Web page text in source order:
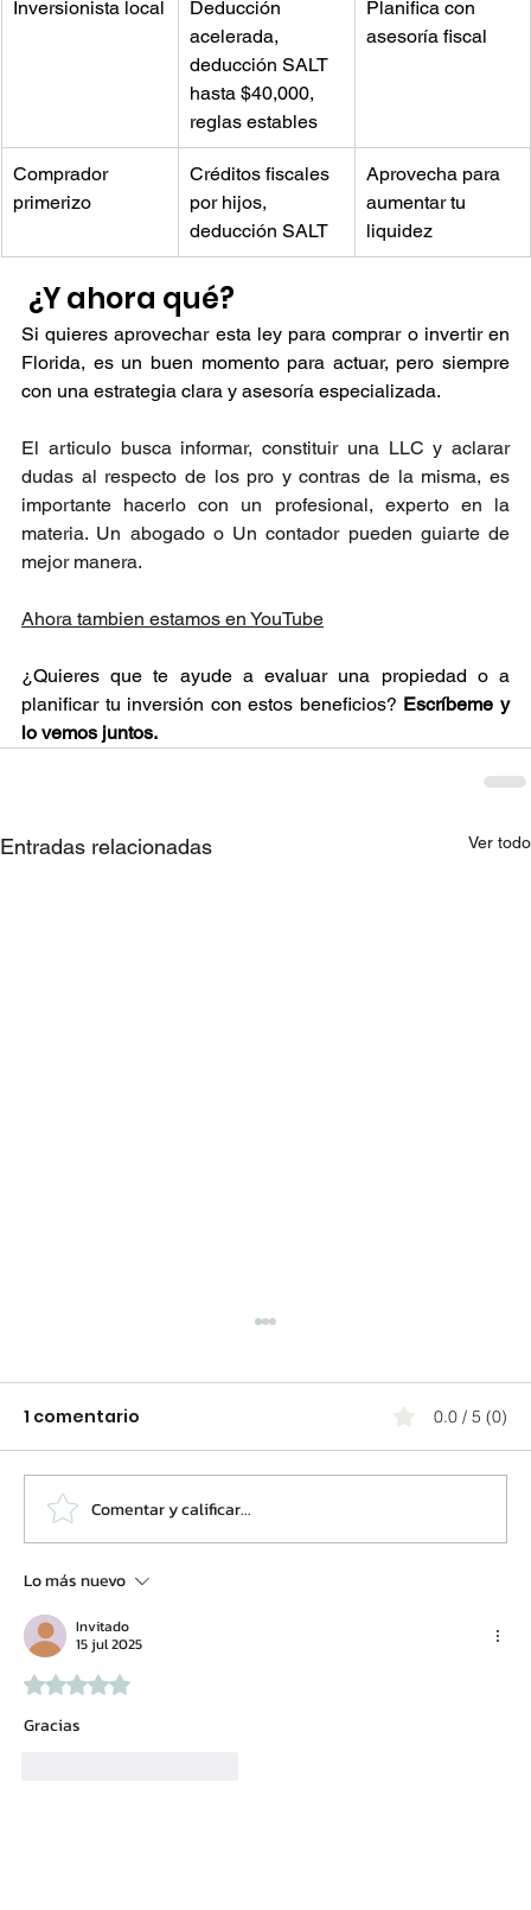
Inversionista local
Deducción
acelerada,
deducción SALT
hasta $40,000,
reglas estables
Planifica con
asesoría fiscal
Comprador
primerizo
Créditos fiscales
por hijos,
deducción SALT
Aprovecha para
aumentar tu
liquidez
¿Y ahora qué?
Si quieres aprovechar esta ley para comprar o invertir en
Florida, es un buen momento para actuar, pero siempre
con una estrategia clara y asesoría especializada.
El articulo busca informar, constituir una LLC y aclarar
dudas al respecto de los pro y contras de la misma, es
importante hacerlo con un profesional, experto en la
materia. Un abogado o Un contador pueden guiarte de
mejor manera.
Ahora tambien estamos en YouTube
¿Quieres que te ayude a evaluar una propiedad o a
planificar tu inversión con estos beneficios? Escríbeme y
lo vemos juntos.
Entradas relacionadas Ver todo
Transformación, No en Crisis
1 comentario 0.0 / 5 (0)
Comentar y calificar...
Lo más nuevo
Invitado
15 jul 2025
Obtuvo 5 de 5 estrellas.
Gracias